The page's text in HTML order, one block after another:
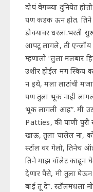
दोघं वेगळ्या दुनियेत
पण कडक ऊन होत. तिने
डोक्यावर धरला.भरती
आपटू लागले, ती एन्जॉय
म्हणालो “तुला मलबार
उशीर होईल मग स्किप
न इथे, मला लाटांची
पण तुला भूक नाही
भूक लागली आह”. मी
Patties, की पाणी पुरी
खाऊ, तुला चालेल ना,
स्टॉल वर गेलो, तिनेच
तिने माझ वॉलेट काढून
देणार पैसे, मी तुला
बाई तू दे”. स्टॉलमधला